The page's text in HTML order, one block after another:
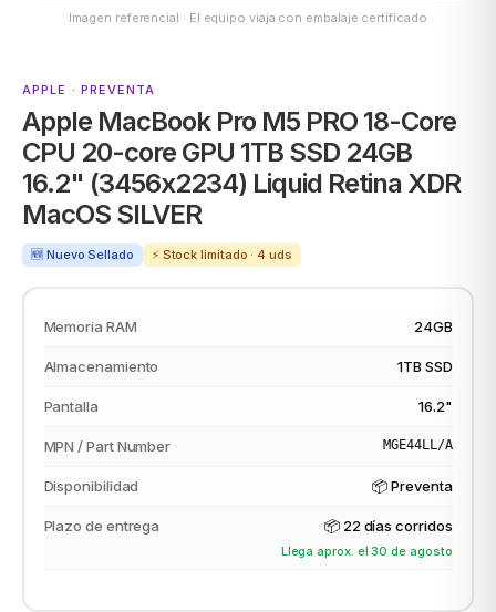
ASUS
Imagen referencial · El equipo viaja con embalaje certificado
APPLE · PREVENTA
Apple MacBook Pro M5 PRO 18-Core
CPU 20-core GPU 1TB SSD 24GB
16.2" (3456x2234) Liquid Retina XDR
MacOS SILVER
🆕 Nuevo Sellado ⚡ Stock limitado · 4 uds
Memoria RAM 24GB
Almacenamiento 1TB SSD
Pantalla 16.2"
MPN / Part Number MGE44LL/A
Disponibilidad 📦 Preventa
Plazo de entrega 📦 22 días corridos
Llega aprox. el 30 de agosto